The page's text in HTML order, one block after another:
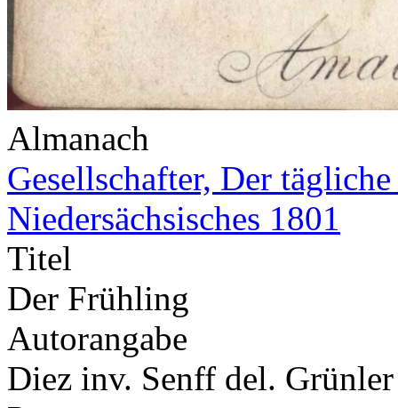
Almanach
Gesellschafter, Der
Niedersächsisches 1801
Titel
Der Frühling
Autorangabe
Diez inv. Senff del.